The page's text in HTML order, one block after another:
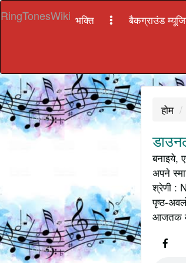
RingTonesWiki भक्ति बैकग्राउंड
होम
बनाइये,
अपने
श्रेणी :
पृष्ठ-
आजतक